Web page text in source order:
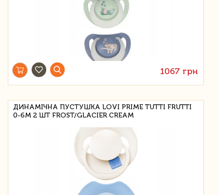
1067 грн
ДИНАМІЧНА ПУСТУШКА LOVI PRIME TUTTI FRUTTI
0-6М 2 ШТ FROST/GLACIER CREAM